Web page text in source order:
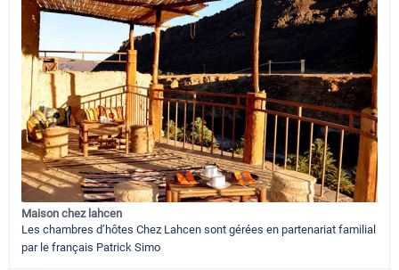
Maison chez lahcen
Les chambres d’hôtes Chez Lahcen sont gérées en partenariat familial
par le français Patrick Simo